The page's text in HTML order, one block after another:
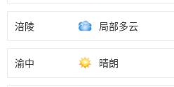
涪陵 局部多云
渝中 晴朗